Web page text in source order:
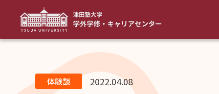
体験談 2022.04.08